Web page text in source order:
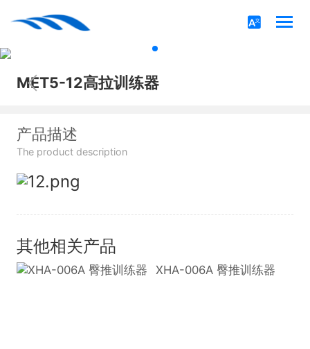
MET5-12高拉训练器
产品描述
The product description
其他相关产品
XHA-006A 臀推训练器